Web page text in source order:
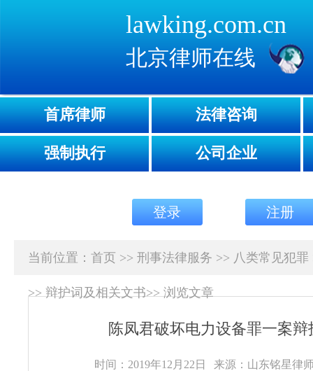
lawking.com.cn
北京律师在线
首席律师 法律咨询
强制执行 公司企业
登录 注册
当前位置： 首页 >> 刑事法律服务 >> 八类常见犯罪
>>辩护词及相关文书>>浏览文章
陈凤君破坏电力设备罪一案辩
时间：2019年12月22日
来源：山东铭星律